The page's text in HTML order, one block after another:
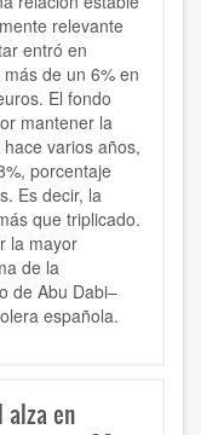
relevante
entró en
de un 6% en
El fondo
mantener la
varios años,
porcentaje
Es decir, la
que triplicado.
la mayor
de la
de Abu Dabi–
española.
alza en